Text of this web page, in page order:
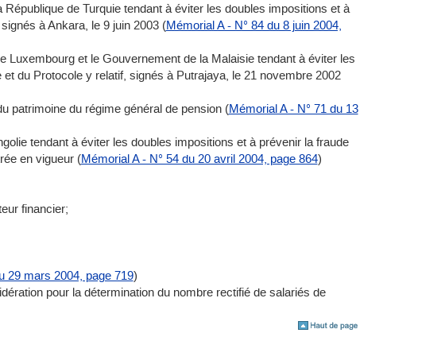
de Turquie tendant à éviter les doubles impositions et à
à Ankara, le 9 juin 2003 (Mémorial A - N° 84 du 8 juin 2004,
et le Gouvernement de la Malaisie tendant à éviter les
du Protocole y relatif, signés à Putrajaya, le 21 novembre 2002
patrimoine du régime général de pension (Mémorial A - N° 71 du 13
tendant à éviter les doubles impositions et à prévenir la fraude
en vigueur (Mémorial A - N° 54 du 20 avril 2004, page 864)
financier;
29 mars 2004, page 719)
pour la détermination du nombre rectifié de salariés de